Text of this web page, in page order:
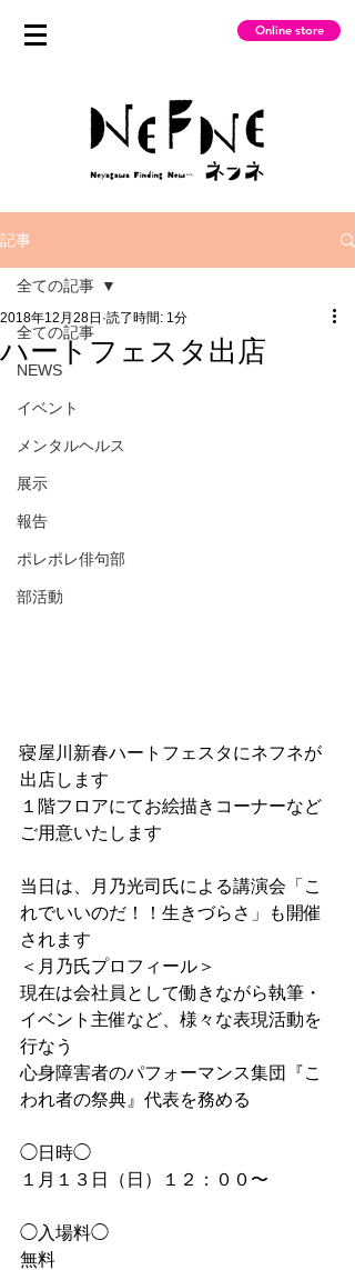
Online store
記事
全ての記事
NEWS
イベント
メンタルヘルス
展示
報告
ポレポレ俳句部
部活動
全ての記事
ハートフェスタ出店
2018年12月28日 読了時間: 1分
寝屋川新春ハートフェスタにネフネが
出店します
１階フロアにてお絵描きコーナーなど
ご用意いたします
当日は、月乃光司氏による講演会「こ
れでいいのだ！！生きづらさ」も開催
されます
＜月乃氏プロフィール＞
現在は会社員として働きながら執筆・
イベント主催など、様々な表現活動を
行なう
心身障害者のパフォーマンス集団『こ
われ者の祭典』代表を務める
◯日時◯
１月１３日（日）１２：００〜
◯入場料◯
無料